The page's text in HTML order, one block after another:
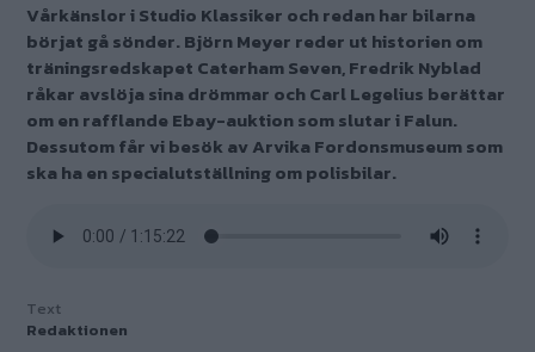
Vårkänslor i Studio Klassiker och redan har bilarna
börjat gå sönder. Björn Meyer reder ut historien om
träningsredskapet Caterham Seven, Fredrik Nyblad
råkar avslöja sina drömmar och Carl Legelius berättar
om en rafflande Ebay-auktion som slutar i Falun.
Dessutom får vi besök av Arvika Fordonsmuseum som
ska ha en specialutställning om polisbilar.
Text
Redaktionen